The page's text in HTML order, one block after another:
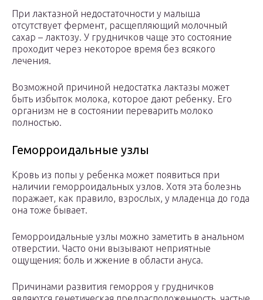
При лактазной недостаточности у малыша
отсутствует фермент, расщепляющий молочный
сахар – лактозу. У грудничков чаще это состояние
проходит через некоторое время без всякого
лечения.
Возможной причиной недостатка лактазы может
быть избыток молока, которое дают ребенку. Его
организм не в состоянии переварить молоко
полностью.
Геморроидальные узлы
Кровь из попы у ребенка может появиться при
наличии геморроидальных узлов. Хотя эта болезнь
поражает, как правило, взрослых, у младенца до года
она тоже бывает.
Геморроидальные узлы можно заметить в анальном
отверстии. Часто они вызывают неприятные
ощущения: боль и жжение в области ануса.
Причинами развития геморроя у грудничков